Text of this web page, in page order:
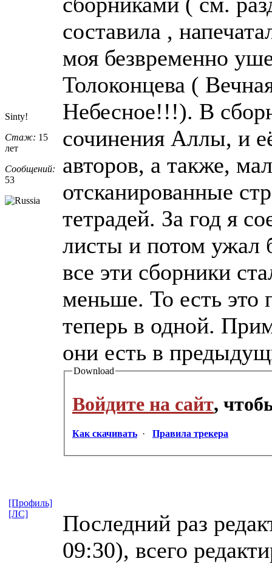
Sinty!
Стаж: 15
лет
Сообщений:
53
составила ,
моя безвременно
Толоконцева (
Небесное!!!). В
сочинения Аллы, и
авторов, а также,
отсканированные
тетрадей. За год я
листы и потом ужал
все эти сборники
меньше. То есть это
теперь в одной.
они есть в
Download
Войдите на сайт,
Как скачивать · Правила трекера
Последний раз
09:30), всего
[Профиль]
[ЛС]